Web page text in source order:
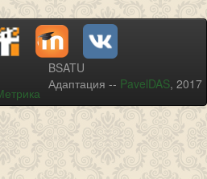
BSATU
Адаптация -- PavelDAS, 2017